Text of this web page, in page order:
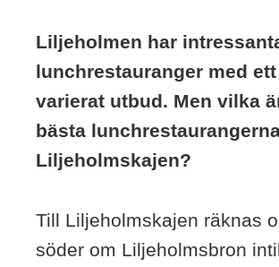
Liljeholmen har
lunchrestauranger med
varierat utbud. Men vilka
bästa
Liljeholmskajen?
Till Liljeholmskajen räknas
söder om Liljeholmsbron